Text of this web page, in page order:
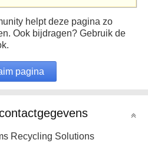
helpt deze pagina zo
Ook bijdragen? Gebruik de
pagina
Recycling Solutions